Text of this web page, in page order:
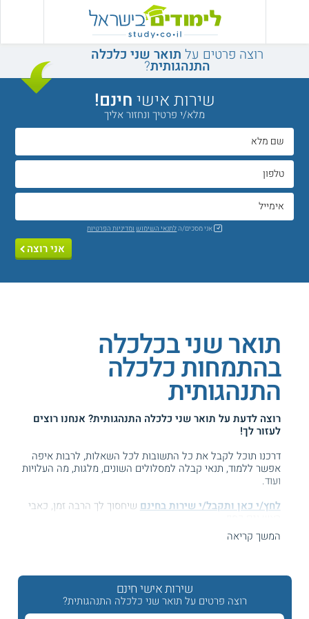
רוצה פרטים על תואר שני כלכלה
התנהגותית?
שירות אישיחינם!
מלא/י פרטיך ונחזור אליך
אני מסכים/הלתנאי השימוש ומדיניות הפרטיות
אני רוצה
תואר שני בכלכלה
בהתמחות כלכלה
התנהגותית
רוצה לדעת על תואר שני כלכלה התנהגותית? אנחנו רוצים
לעזור לך!
דרכנו תוכל לקבל את כל התשובות לכל השאלות, לרבות איפה
אפשר ללמוד, תנאי קבלה למסלולים השונים, מלגות, מה העלויות
ועוד.
לחץ/י כאן ותקבל/י שירות בחינם שיחסוך לך הרבה זמן, כאבי
המידע באתר הועיל ל87% מהגולשים.המשך קריאה
שירות אישי חינם
רוצה פרטים על תואר שני כלכלה התנהגותית?